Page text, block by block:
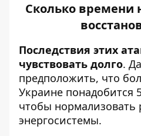
Сколько времени
Последствия этих
чувствовать долго.
предположить, что
Украине понадобится
чтобы нормализовать
энергосистемы.